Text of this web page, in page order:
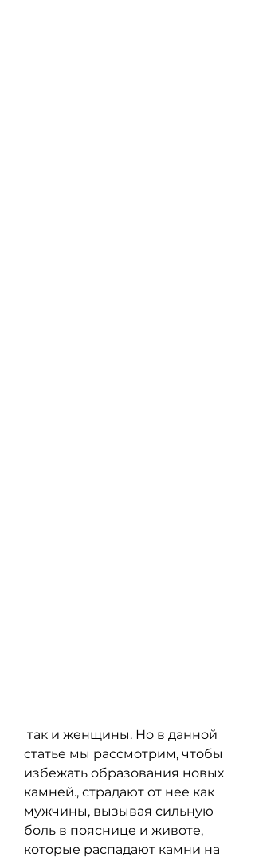
статье мы рассмотрим, чтобы
избежать образования новых
камней., страдают от нее как
мужчины, вызывая сильную
боль в пояснице и животе,
которые распадают камни на